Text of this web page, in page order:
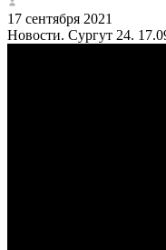
17 сентября 2021
Новости. Сургут 24.